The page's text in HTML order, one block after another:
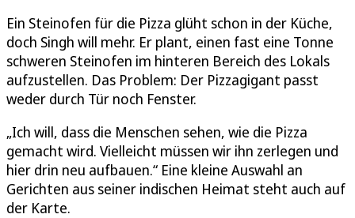
Ein Steinofen für die Pizza glüht schon in der Küche,
doch Singh will mehr. Er plant, einen fast eine Tonne
schweren Steinofen im hinteren Bereich des Lokals
aufzustellen. Das Problem: Der Pizzagigant passt
weder durch Tür noch Fenster.
„Ich will, dass die Menschen sehen, wie die Pizza
gemacht wird. Vielleicht müssen wir ihn zerlegen und
hier drin neu aufbauen.“ Eine kleine Auswahl an
Gerichten aus seiner indischen Heimat steht auch auf
der Karte.